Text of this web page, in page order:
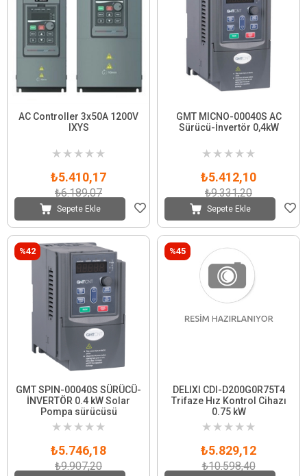
AC Controller 3x50A 1200V
IXYS
★ ★ ★ ★ ★
₺5.410,17
₺6.189,07
Sepete Ekle
GMT MICNO-00040S AC
Sürücü-İnvertör 0,4kW
★ ★ ★ ★ ★
₺5.412,10
₺9.331,20
Sepete Ekle
GMT SPIN-00040S SÜRÜCÜ-
İNVERTÖR 0.4 kW Solar
Pompa sürücüsü
★ ★ ★ ★ ★
₺5.746,18
₺9.907,20
%42
DELIXI CDI-D200G0R75T4
Trifaze Hız Kontrol Cihazı
0.75 kW
★ ★ ★ ★ ★
₺5.829,12
₺10.598,40
%45